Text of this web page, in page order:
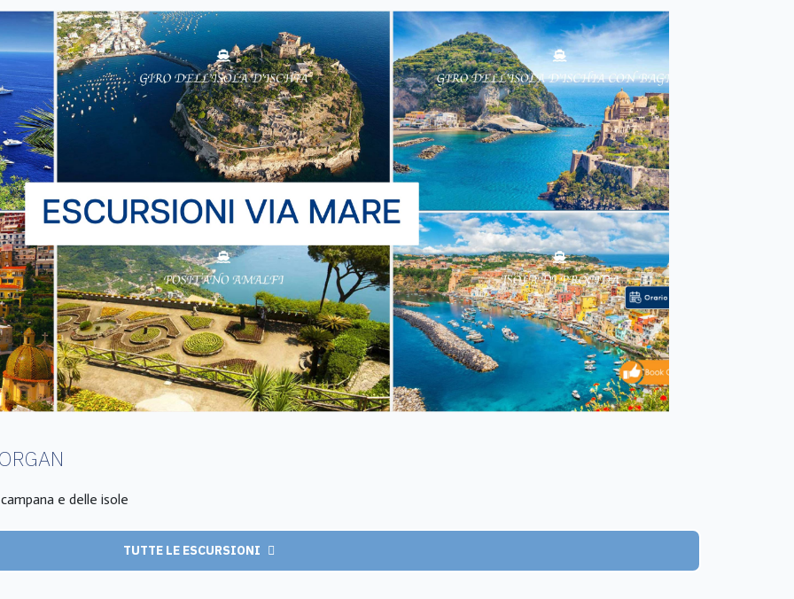
e delle isole
TUTTE LE ESCURSIONI